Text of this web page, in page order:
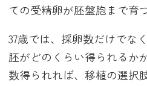
ての受精卵が胚盤胞まで育
37歳では、採卵数だけでな
胚がどのくらい得られるか
数得られれば、移植の選択